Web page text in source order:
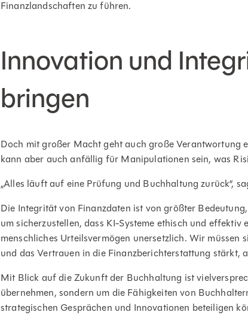
Finanzlandschaften zu führen.
Innovation und
bringen
Doch mit großer Macht geht auch große Verantwortung
kann aber auch anfällig für Manipulationen sein, was
„Alles läuft auf eine Prüfung und Buchhaltung zurück“,
Die Integrität von Finanzdaten ist von größter
um sicherzustellen, dass KI-Systeme ethisch und
menschliches Urteilsvermögen unersetzlich. Wir müssen
und das Vertrauen in die Finanzberichterstattung stärkt,
Mit Blick auf die Zukunft der Buchhaltung ist
übernehmen, sondern um die Fähigkeiten von
strategischen Gesprächen und Innovationen beteiligen